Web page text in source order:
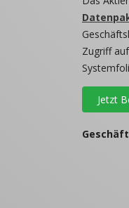
Zugriff
Jetzt